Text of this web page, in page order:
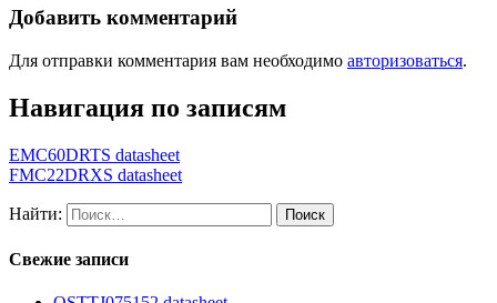
Добавить комментарий
Для отправки комментария вам необходимо авторизоваться.
Навигация по записям
EMC60DRTS datasheet
FMC22DRXS datasheet
Найти:
Свежие записи